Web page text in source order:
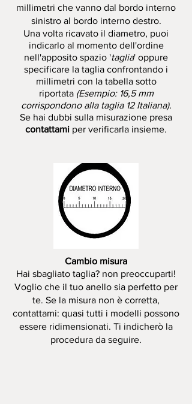
millimetri che vanno dal bordo interno
sinistro al bordo interno destro.
Una volta ricavato il diametro, puoi
indicarlo al momento dell'ordine
nell'apposito spazio 'taglia' oppure
specificare la taglia confrontando i
millimetri con la tabella sotto
riportata (Esempio: 16,5 mm
corrispondono alla taglia 12 Italiana).
Se hai dubbi sulla misurazione presa
contattami per verificarla insieme.
Cambio misura
Hai sbagliato taglia? non preoccuparti!
Voglio che il tuo anello sia perfetto per
te. Se la misura non è corretta,
contattami: quasi tutti i modelli possono
essere ridimensionati. Ti indicherò la
procedura da seguire.